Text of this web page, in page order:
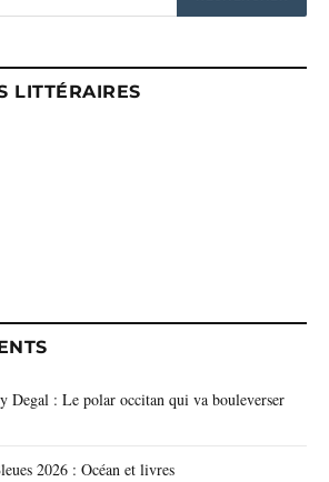
LITTÉRAIRES
Degal : Le polar occitan qui va bouleverser
2026 : Océan et livres